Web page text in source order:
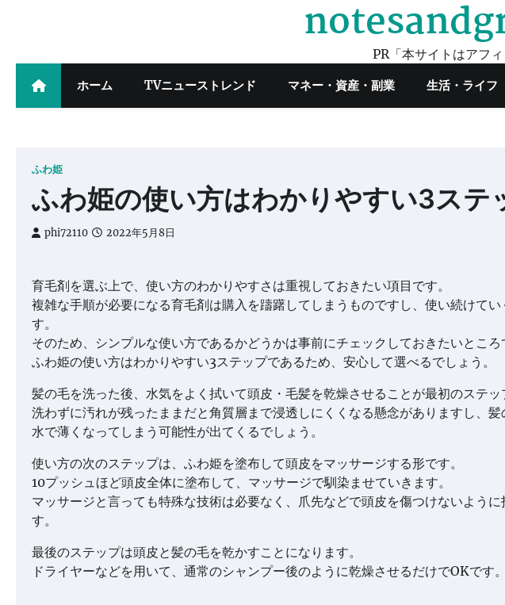
PR「本サイトはアフ
ホーム TVニューストレンド マネー・資産・副業 生活・ライフ
ふわ姫
ふわ姫の使い方はわかりやすい3ステ
phi72110 2022年5月8日
育毛剤を選ぶ上で、使い方のわかりやすさは重視しておきたい項目です。
複雑な手順が必要になる育毛剤は購入を躊躇してしまうものですし、使い続けて
す。
そのため、シンプルな使い方であるかどうかは事前にチェックしておきたいところ
ふわ姫の使い方はわかりやすい3ステップであるため、安心して選べるでしょう。
髪の毛を洗った後、水気をよく拭いて頭皮・毛髪を乾燥させることが最初のステッ
洗わずに汚れが残ったままだと角質層まで浸透しにくくなる懸念がありますし、
水で薄くなってしまう可能性が出てくるでしょう。
使い方の次のステップは、ふわ姫を塗布して頭皮をマッサージする形です。
10プッシュほど頭皮全体に塗布して、マッサージで馴染ませていきます。
マッサージと言っても特殊な技術は必要なく、爪先などで頭皮を傷つけないよう
す。
最後のステップは頭皮と髪の毛を乾かすことになります。
ドライヤーなどを用いて、通常のシャンプー後のように乾燥させるだけでOKです。